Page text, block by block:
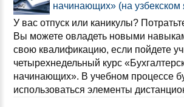
начинающих» (на узбекском
У вас отпуск или каникулы?
Вы можете овладеть новыми
свою квалификацию, если пойдете
четырехнедельный курс
начинающих». В учебном процессе
использоваться элементы